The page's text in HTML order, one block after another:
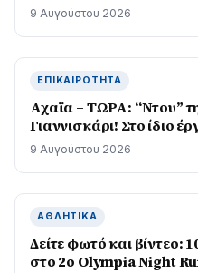
9 Αυγούστου 2026
ΕΠΙΚΑΙΡΌΤΗΤΑ
Αχαϊα – ΤΩΡΑ: “Ντου”
Γιαννισκάρι! Στο ίδιο
9 Αυγούστου 2026
ΑΘΛΗΤΙΚΆ
Δείτε φωτό και βίντεο:
στο 2ο Olympia Night